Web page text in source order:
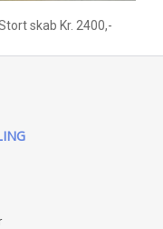
skab Kr. 2400,-